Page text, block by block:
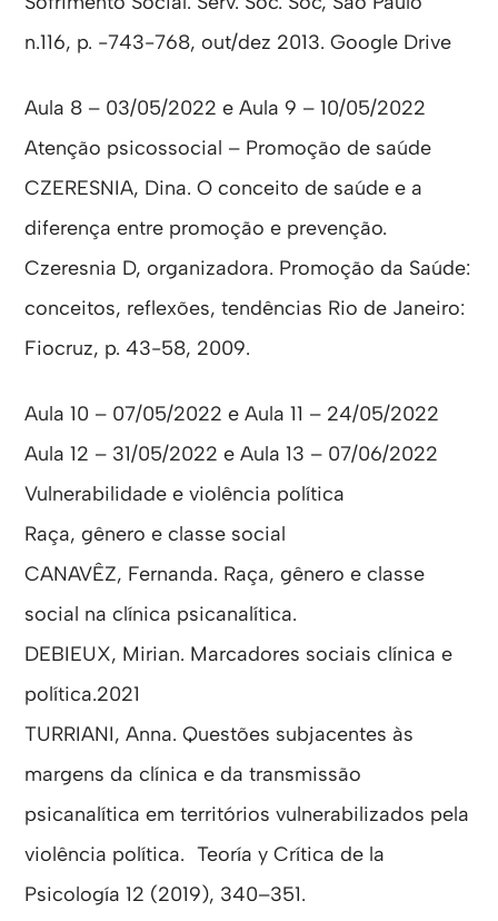
n.116, p. -743-768, out/dez 2013. Google Drive
Aula 8 – 03/05/2022 e Aula 9 – 10/05/2022
Atenção psicossocial – Promoção de saúde
CZERESNIA, Dina. O conceito de saúde e a
diferença entre promoção e prevenção.
Czeresnia D, organizadora. Promoção da Saúde:
conceitos, reflexões, tendências Rio de Janeiro:
Fiocruz, p. 43-58, 2009.
Aula 10 – 07/05/2022 e Aula 11 – 24/05/2022
Aula 12 – 31/05/2022 e Aula 13 – 07/06/2022
Vulnerabilidade e violência política
Raça, gênero e classe social
CANAVÊZ, Fernanda. Raça, gênero e classe
social na clínica psicanalítica.
DEBIEUX, Mirian. Marcadores sociais clínica e
política.2021
TURRIANI, Anna. Questões subjacentes às
margens da clínica e da transmissão
psicanalítica em territórios vulnerabilizados pela
violência política. Teoría y Crítica de la
Psicología 12 (2019), 340–351.